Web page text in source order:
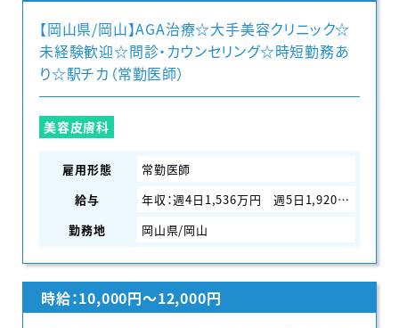
【岡山県/岡山】AGA治療☆大手美容クリニック☆
未経験歓迎☆問診・カウンセリング☆時短勤務あ
り☆駅チカ（常勤医師）
美容皮膚科
雇用形態
常勤医師
給与
年収：週4日1,536万円 週5日1,920万円
勤務地
岡山県/岡山
時給：10,000円〜12,000円